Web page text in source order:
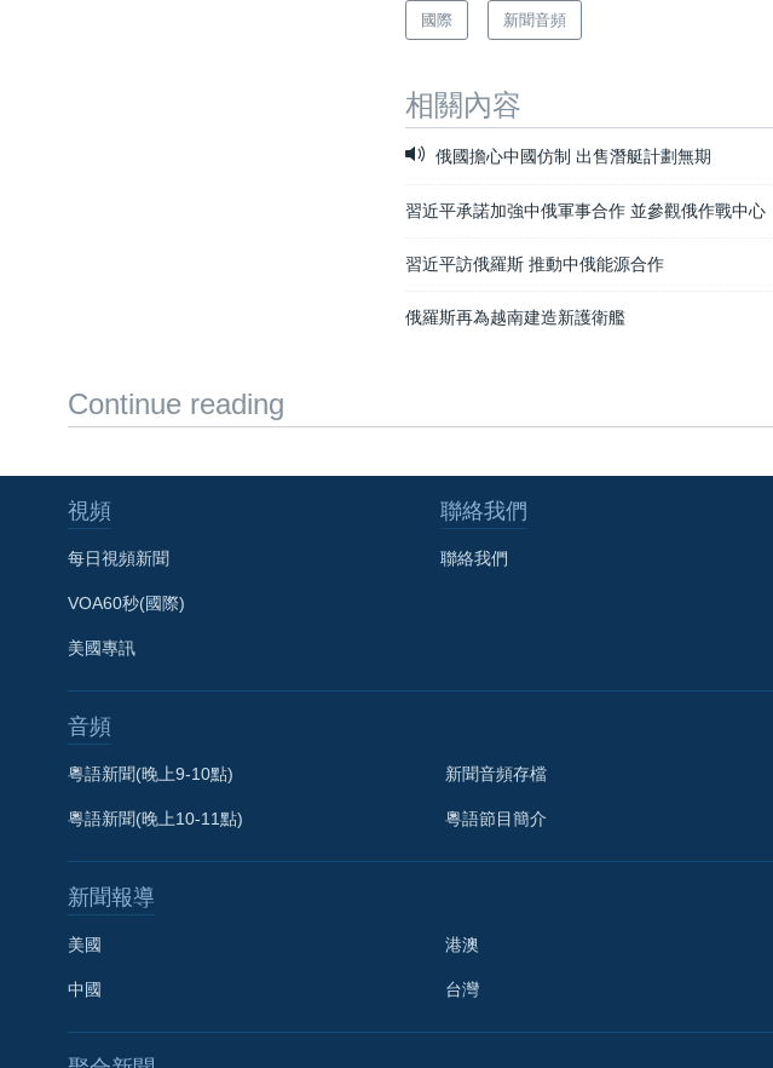
國際 新聞音頻
相關內容
俄國擔心中國仿制 出售潛艇計劃無期
習近平承諾加強中俄軍事合作 並參觀俄作戰中心
習近平訪俄羅斯 推動中俄能源合作
俄羅斯再為越南建造新護衛艦
Continue reading
視頻
每日視頻新聞
VOA60秒(國際)
美國專訊
聯絡我們
聯絡我們
音頻
粵語新聞(晚上9-10點)
粵語新聞(晚上10-11點)
新聞音頻存檔
粵語節目簡介
新聞報導
美國
中國
港澳
台灣